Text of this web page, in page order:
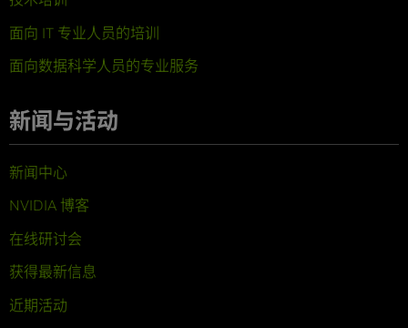
面向 IT 专业人员的培训
面向数据科学人员的专业服务
新闻与活动
新闻中心
NVIDIA 博客
在线研讨会
获得最新信息
近期活动